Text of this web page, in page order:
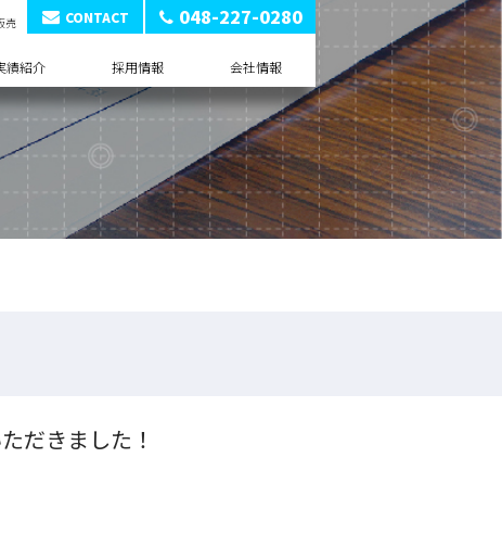
売 CONTACT 048-227-0280
績紹介 採用情報 会社情報
だきました！